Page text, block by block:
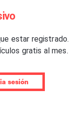
llegaron
Dua Lipa,un
o una
su
más selectos,
estar registrado.
gratis al mes.
sesión